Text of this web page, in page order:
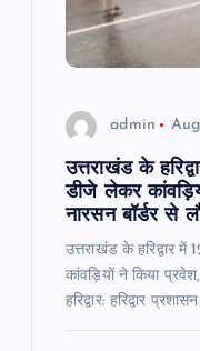
admin
उत्तराखंड के
डीजे लेकर
नारसन बॉर्डर से
उत्तराखंड के हरिद्वार
कांवड़ियों ने किया
हरिद्वार: हरिद्वार